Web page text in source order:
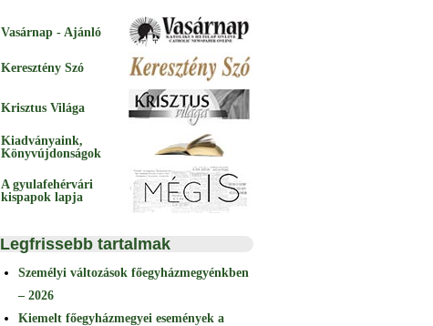
Vasárnap - Ajánló
Keresztény Szó
Krisztus Világa
Kiadványaink,
Könyvújdonságok
A gyulafehérvári
kispapok lapja
Legfrissebb tartalmak
Személyi változások főegyházmegyénkben
– 2026
Kiemelt főegyházmegyei események a